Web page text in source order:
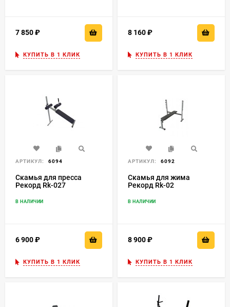
7 850
КУПИТЬ В 1 КЛИК
8 160
КУПИТЬ В 1 КЛИК
АРТИКУЛ: 6094
Скамья для пресса
Рекорд Rk-027
В НАЛИЧИИ
6 900
КУПИТЬ В 1 КЛИК
АРТИКУЛ: 6092
Скамья для жима
Рекорд Rk-02
В НАЛИЧИИ
8 900
КУПИТЬ В 1 КЛИК